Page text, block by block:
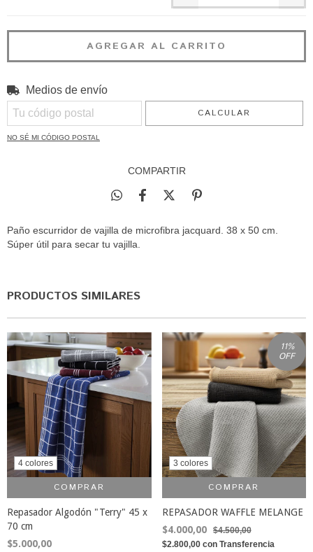
Entregas para el CP:
Medios de envío
CALCULAR
NO SÉ MI CÓDIGO POSTAL
COMPARTIR
Paño escurridor de vajilla de microfibra jacquard. 38 x 50 cm.
Súper útil para secar tu vajilla.
PRODUCTOS SIMILARES
4 colores
COMPRAR
Repasador Algodón "Terry" 45 x
70 cm
$5.000,00
11%
OFF
3 colores
COMPRAR
REPASADOR WAFFLE MELANGE
$4.000,00
$4.500,00
$2.800,00 con Transferencia